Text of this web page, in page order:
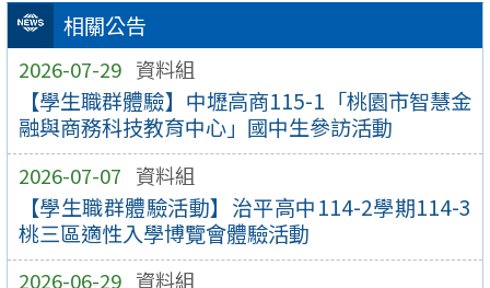
相關公告
2026-07-29 資料組
【學生職群體驗】中壢高商115-1「桃園市智慧金
融與商務科技教育中心」國中生參訪活動
2026-07-07 資料組
【學生職群體驗活動】治平高中114-2學期114-3
桃三區適性入學博覽會體驗活動
2026-06-29 資料組